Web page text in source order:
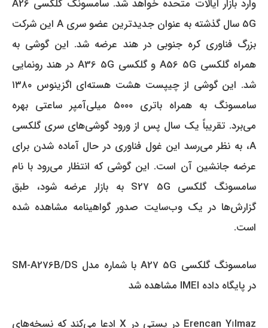
وارد بازار ایالات متحده خواهد شد.
سامسونگ گلکسی A26
5G سال گذشته به عنوان جدیدترین عضو سری A این شرکت
بزرگ فناوری کره جنوبی در هند عرضه شد. این گوشی به
همراه گلکسی A56 5G و گلکسی A36 5G در هند رونمایی
شد.
این گوشی از چیپست هشت هسته‌ای اگزینوس ۱۳۸۰
سامسونگ به همراه باتری ۵۰۰۰ میلی‌آمپر ساعتی بهره
می‌برد. تقریباً یک سال پس از ورود گوشی‌های سری گلکسی
A، به نظر می‌رسد این غول فناوری در حال آماده شدن برای
عرضه جانشین آن است. این گوشی که انتظار می‌رود با نام
سامسونگ گلکسی S27 5G به بازار عرضه شود، طبق
گزارش‌ها در یک وب‌سایت صدور گواهینامه مشاهده شده
است.
سامسونگ گلکسی A27 5G با شماره مدل SM-A276B/DS
در پایگاه داده IMEI مشاهده شد
Erencan Yılmaz در پستی در X ادعا می‌کند که نسخه‌های